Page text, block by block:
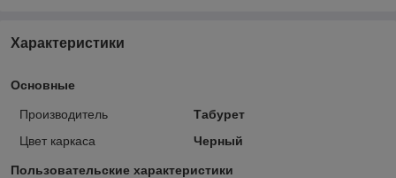
Характеристики
Основные
Производитель
Табурет
Цвет каркаса
Черный
Пользовательские характеристики